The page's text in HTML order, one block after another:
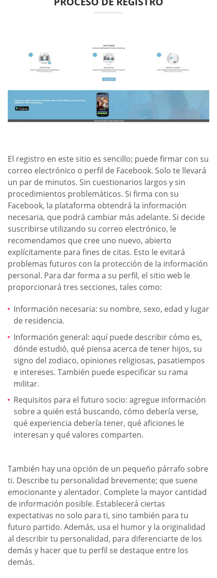
El registro en este sitio es sencillo; puede firmar con su
correo electrónico o perfil de Facebook. Solo te llevará
un par de minutos. Sin cuestionarios largos y sin
procedimientos problemáticos. Si firma con su
Facebook, la plataforma obtendrá la información
necesaria, que podrá cambiar más adelante. Si decide
suscribirse utilizando su correo electrónico, le
recomendamos que cree uno nuevo, abierto
explícitamente para fines de citas. Esto le evitará
problemas futuros con la protección de la información
personal. Para dar forma a su perfil, el sitio web le
proporcionará tres secciones, tales como:
Información necesaria: su nombre, sexo, edad y lugar
de residencia.
Información general: aquí puede describir cómo es,
dónde estudió, qué piensa acerca de tener hijos, su
signo del zodiaco, opiniones religiosas, pasatiempos
e intereses. También puede especificar su rama
militar.
Requisitos para el futuro socio: agregue información
sobre a quién está buscando, cómo debería verse,
qué experiencia debería tener, qué aficiones le
interesan y qué valores comparten.
También hay una opción de un pequeño párrafo sobre
ti. Describe tu personalidad brevemente; que suene
emocionante y alentador. Complete la mayor cantidad
de información posible. Establecerá ciertas
expectativas no solo para ti, sino también para tu
futuro partido. Además, usa el humor y la originalidad
al describir tu personalidad, para diferenciarte de los
demás y hacer que tu perfil se destaque entre los
demás.